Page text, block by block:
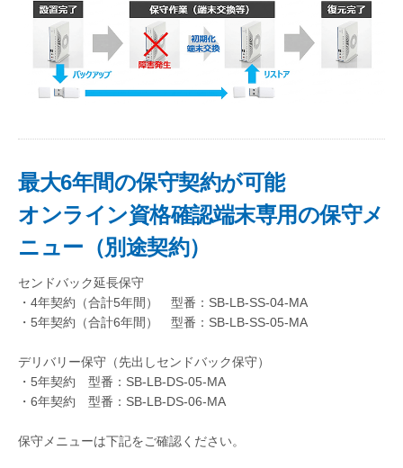
最大6年間の保守契約が可能
オンライン資格確認端末専用の保守メ
ニュー（別途契約）
センドバック延長保守
・4年契約（合計5年間） 型番：SB-LB-SS-04-MA
・5年契約（合計6年間） 型番：SB-LB-SS-05-MA
デリバリー保守（先出しセンドバック保守）
・5年契約 型番：SB-LB-DS-05-MA
・6年契約 型番：SB-LB-DS-06-MA
保守メニューは下記をご確認ください。